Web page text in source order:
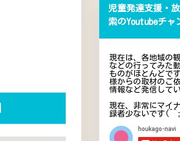
児童発達支援・
索のYoutubeチャ
現在は、各地域の
などの行ってみた
ものがほとんどで
様からの取材のご
情報など発信して
現在、非常にマイ
録者少ないです(^^;